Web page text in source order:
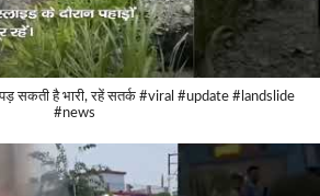
सकती है भारी, रहें सतर्क #viral #update #landslide
#news